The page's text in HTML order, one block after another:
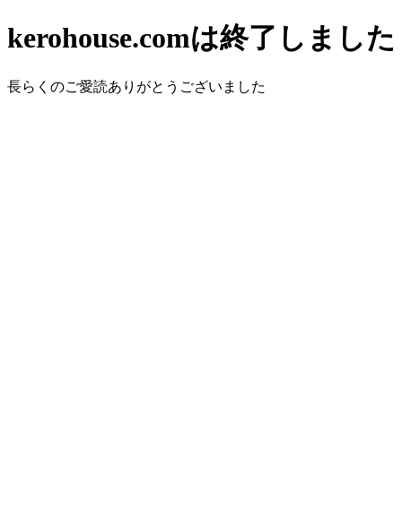
kerohouse.comは終了しました
長らくのご愛読ありがとうございました